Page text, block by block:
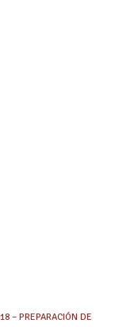
– PREPARACIÓN DE